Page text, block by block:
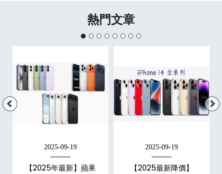
熱門文章
2025-09-19
【2025年最新】蘋果
2025-09-19
【2025最新降價】